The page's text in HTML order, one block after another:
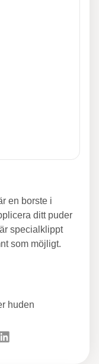
en borste i
ditt puder
specialklippt
som möjligt.
huden